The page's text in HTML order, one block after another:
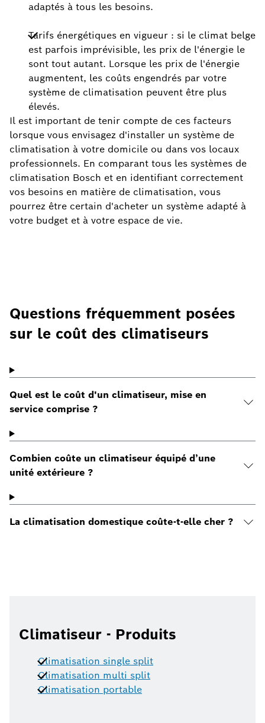
adaptés à tous les besoins.
Tarifs énergétiques en vigueur : si le climat belge
est parfois imprévisible, les prix de l'énergie le
sont tout autant. Lorsque les prix de l'énergie
augmentent, les coûts engendrés par votre
système de climatisation peuvent être plus
élevés.
Il est important de tenir compte de ces facteurs
lorsque vous envisagez d'installer un système de
climatisation à votre domicile ou dans vos locaux
professionnels. En comparant tous les systèmes de
climatisation Bosch et en identifiant correctement
vos besoins en matière de climatisation, vous
pourrez être certain d'acheter un système adapté à
votre budget et à votre espace de vie.
Questions fréquemment posées
sur le coût des climatiseurs
Quel est le coût d'un climatiseur, mise en
service comprise ?
Combien coûte un climatiseur équipé d’une
unité extérieure ?
La climatisation domestique coûte-t-elle cher ?
Climatiseur - Produits
Climatisation single split
Climatisation multi split
Climatisation portable